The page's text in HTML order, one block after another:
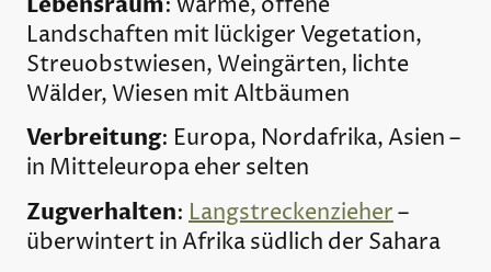
: warme, offene
Landschaften mit lückiger Vegetation,
Streuobstwiesen, Weingärten, lichte
Wälder, Wiesen mit Altbäumen
Verbreitung: Europa, Nordafrika, Asien –
in Mitteleuropa eher selten
Zugverhalten: Langstreckenzieher–
überwintert in Afrika südlich der Sahara